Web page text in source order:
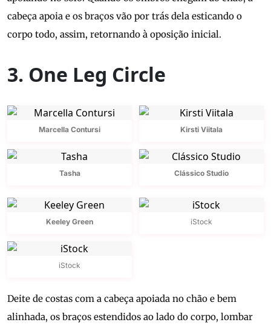
cabeça apoia e os braços vão por trás dela esticando o
corpo todo, assim, retornando à oposição inicial.
3. One Leg Circle
Marcella Contursi Kirsti Viitala
Tasha Clássico Studio
Keeley Green iStock
iStock
Deite de costas com a cabeça apoiada no chão e bem
alinhada, os braços estendidos ao lado do corpo, lombar